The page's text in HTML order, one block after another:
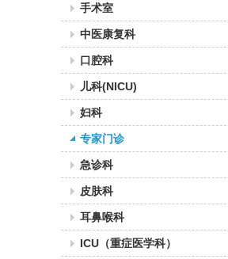
手术室
中医康复科
口腔科
儿科(NICU)
妇科
专家门诊
急诊科
皮肤科
耳鼻喉科
ICU（重症医学科）